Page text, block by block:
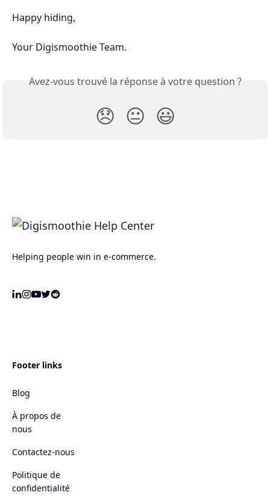
Happy hiding,
Your Digismoothie Team.
Avez-vous trouvé la réponse à votre question ?
😞 😐 😃
Helping people win in e-commerce.
Footer links
Blog
À propos de
nous
Contactez-nous
Politique de
confidentialité